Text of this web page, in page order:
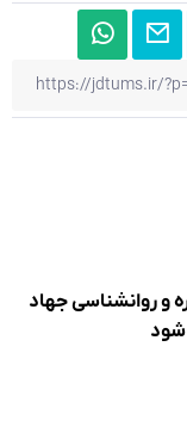
و روانشناسی جهاد
شود